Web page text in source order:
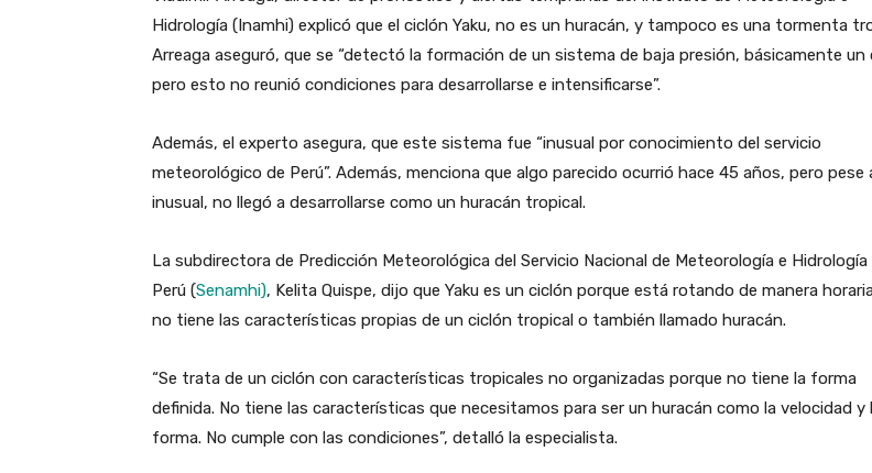
Hidrología (Inamhi) explicó que el ciclón Yaku, no es un huracán, y tampoco es una tormenta
Arreaga aseguró, que se “detectó la formación de un sistema de baja presión, básicamente un
pero esto no reunió condiciones para desarrollarse e intensificarse”.
Además, el experto asegura, que este sistema fue “inusual por conocimiento del servicio
meteorológico de Perú”. Además, menciona que algo parecido ocurrió hace 45 años, pero pese
inusual, no llegó a desarrollarse como un huracán tropical.
La subdirectora de Predicción Meteorológica del Servicio Nacional de Meteorología e Hidrología
Perú (Senamhi), Kelita Quispe, dijo que Yaku es un ciclón porque está rotando de manera
no tiene las características propias de un ciclón tropical o también llamado huracán.
“Se trata de un ciclón con características tropicales no organizadas porque no tiene la forma
definida. No tiene las características que necesitamos para ser un huracán como la velocidad y
forma. No cumple con las condiciones”, detalló la especialista.